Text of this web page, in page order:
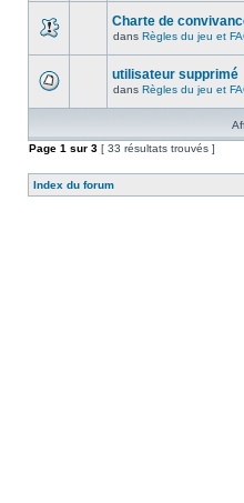
Charte de
dans Règles du jeu et
utilisateur supprimé
dans Règles du jeu et
Page 1 sur 3 [ 33 résultats trouvés ]
Index du forum